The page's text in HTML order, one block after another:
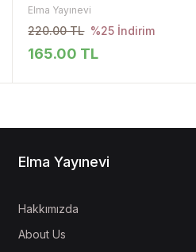
Elma Yayınevi
220.00 TL %25 İndirim
165.00 TL
Elma Yayınevi
Hakkımızda
About Us